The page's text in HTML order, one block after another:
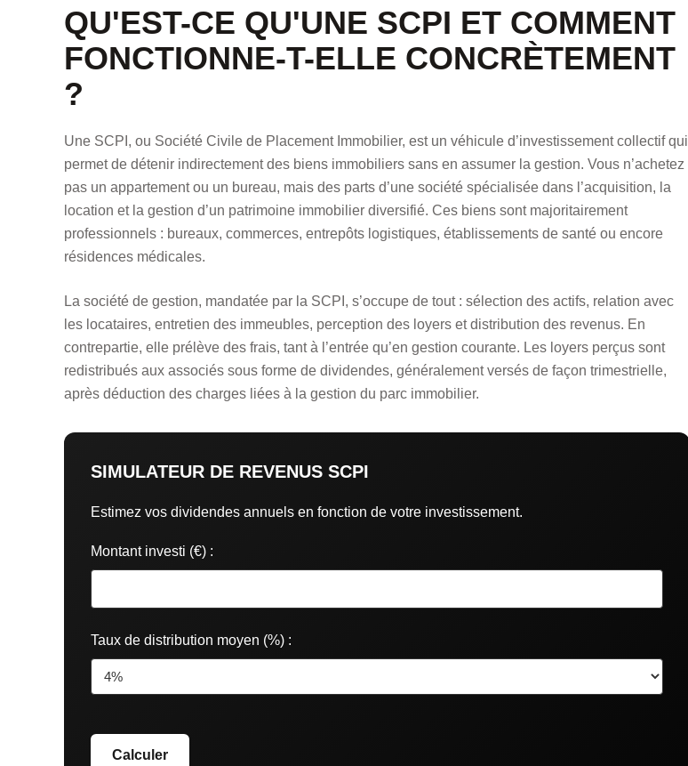
QU'EST-CE QU'UNE SCPI ET COMMENT
FONCTIONNE-T-ELLE CONCRÈTEMENT
?
Une SCPI, ou Société Civile de Placement Immobilier, est un véhicule d’investissement collectif qui
permet de détenir indirectement des biens immobiliers sans en assumer la gestion. Vous n’achetez
pas un appartement ou un bureau, mais des parts d’une société spécialisée dans l’acquisition, la
location et la gestion d’un patrimoine immobilier diversifié. Ces biens sont majoritairement
professionnels : bureaux, commerces, entrepôts logistiques, établissements de santé ou encore
résidences médicales.
La société de gestion, mandatée par la SCPI, s’occupe de tout : sélection des actifs, relation avec
les locataires, entretien des immeubles, perception des loyers et distribution des revenus. En
contrepartie, elle prélève des frais, tant à l’entrée qu’en gestion courante. Les loyers perçus sont
redistribués aux associés sous forme de dividendes, généralement versés de façon trimestrielle,
après déduction des charges liées à la gestion du parc immobilier.
SIMULATEUR DE REVENUS SCPI
Estimez vos dividendes annuels en fonction de votre investissement.
Montant investi (€) :
Taux de distribution moyen (%) :
Calculer